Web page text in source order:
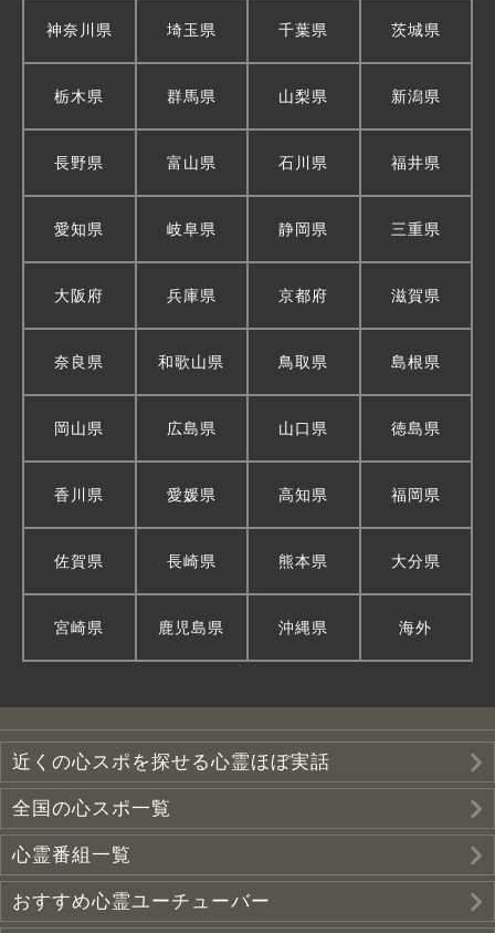
神奈川県 埼玉県 千葉県 茨城県
栃木県 群馬県 山梨県 新潟県
長野県 富山県 石川県 福井県
愛知県 岐阜県 静岡県 三重県
大阪府 兵庫県 京都府 滋賀県
奈良県 和歌山県 鳥取県 島根県
岡山県 広島県 山口県 徳島県
香川県 愛媛県 高知県 福岡県
佐賀県 長崎県 熊本県 大分県
宮崎県 鹿児島県 沖縄県 海外
近くの心スポを探せる心霊ほぼ実話
全国の心スポ一覧
心霊番組一覧
おすすめ心霊ユーチューバー